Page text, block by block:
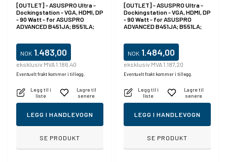
[OUTLET] - ASUSPRO Ultra -
Dockingstation - VGA, HDMI, DP
- 90 Watt - for ASUSPRO
ADVANCED B451JA; B551LA;
NOK 1.483,00
eksklusiv MVA 1.186,40
Eventuelt frakt kommer i tillegg.
Legg til i
liste
Lagre til
senere
LEGG I HANDLEVOGN
SE PRODUKT
[OUTLET] - ASUSPRO Ultra -
Dockingstation - VGA, HDMI, DP
- 90 Watt - for ASUSPRO
ADVANCED B451JA; B551LA;
NOK 1.484,00
eksklusiv MVA 1.187,20
Eventuelt frakt kommer i tillegg.
Legg til i
liste
Lagre til
senere
LEGG I HANDLEVOGN
SE PRODUKT